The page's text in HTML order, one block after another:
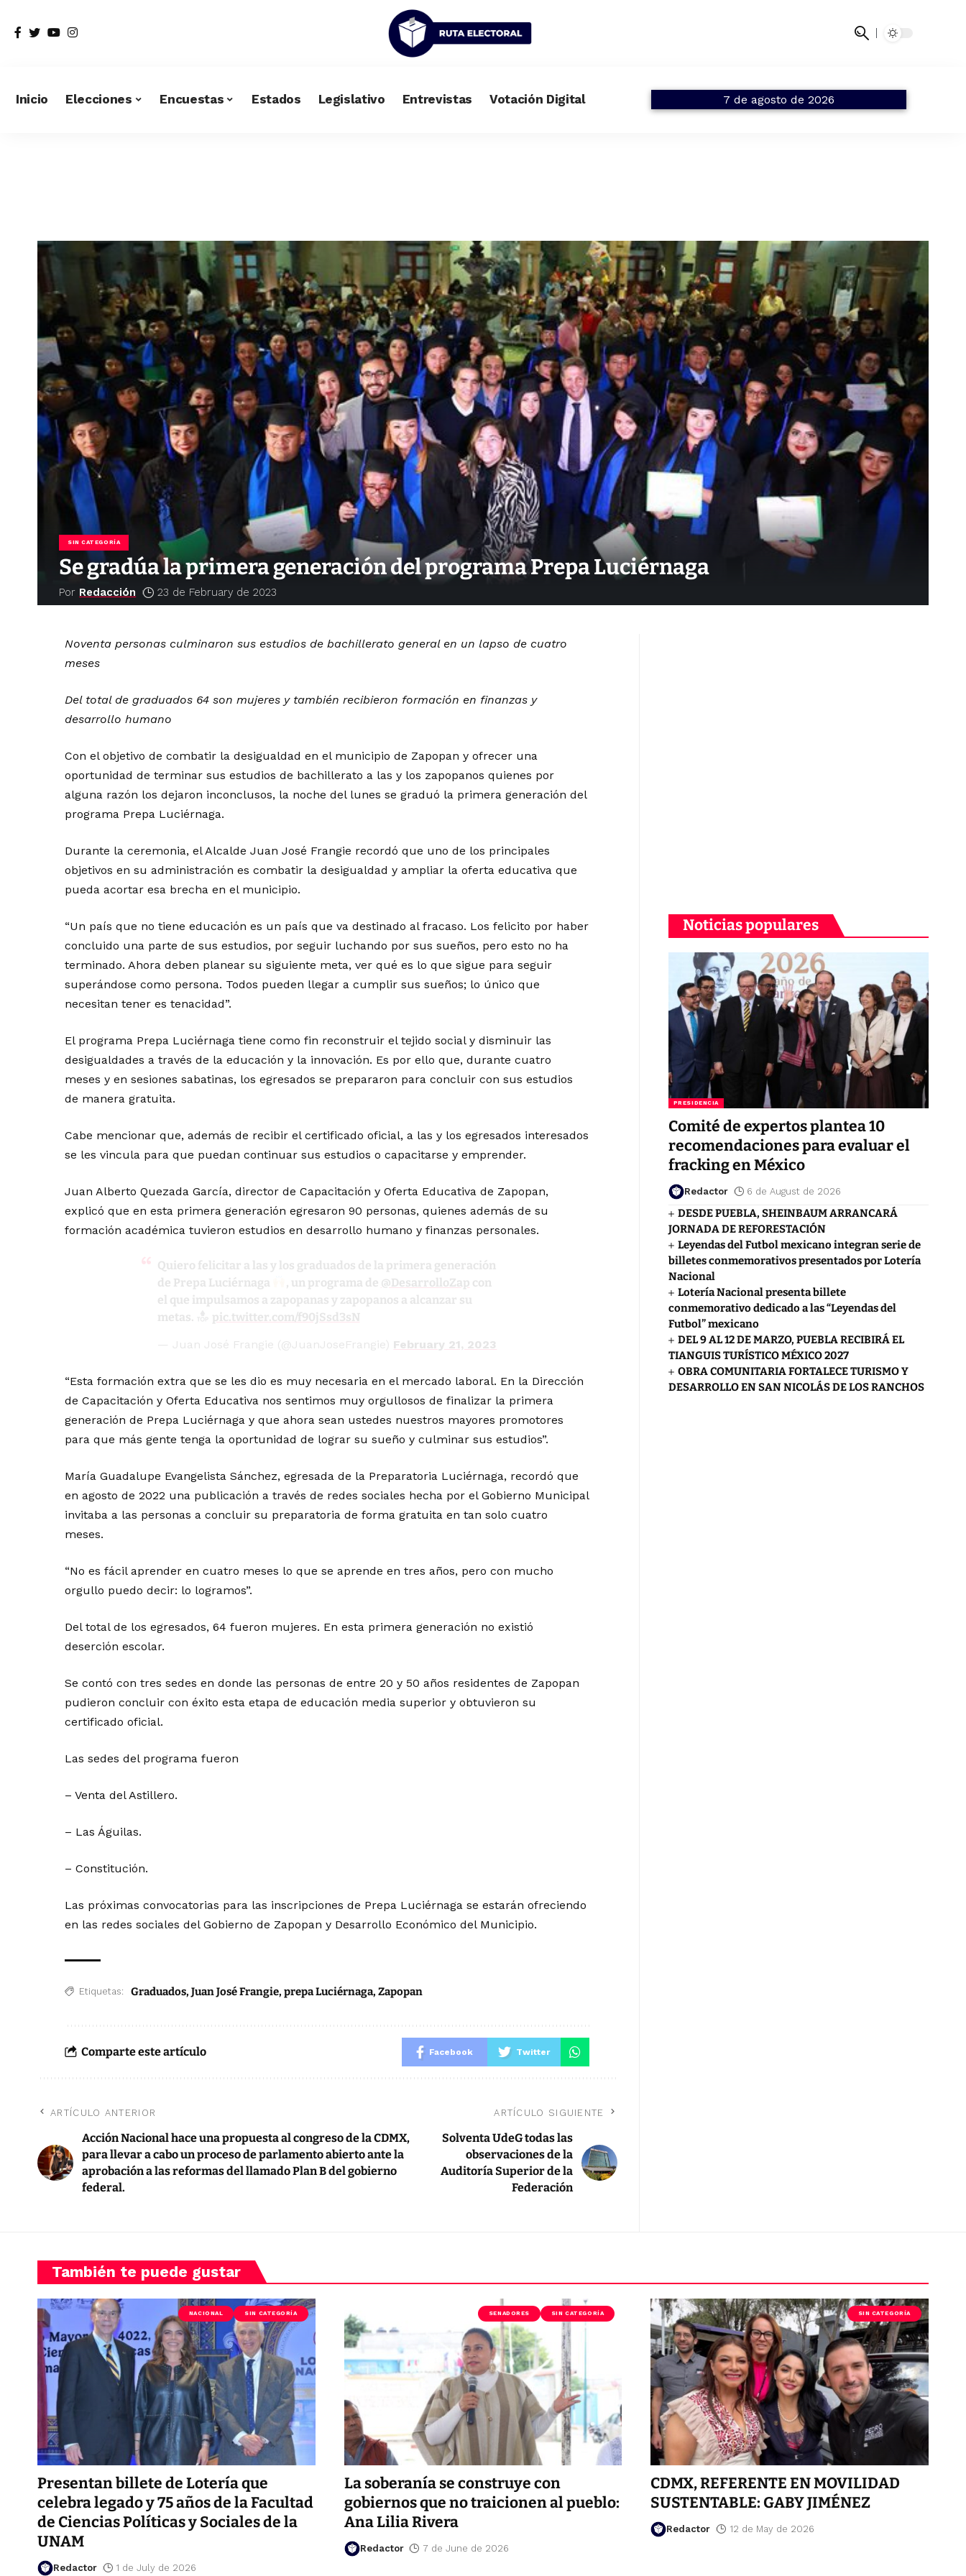
Inicio Elecciones Encuestas Estados Legislativo Entrevistas Votación Digital 7 de agosto de 2026
SIN CATEGORÍA
Se gradúa la primera generación del programa Prepa Luciérnaga
Por Redacción 23 de February de 2023
Noventa personas culminaron sus estudios de bachillerato general en un lapso de cuatro
meses
Del total de graduados 64 son mujeres y también recibieron formación en finanzas y
desarrollo humano
Con el objetivo de combatir la desigualdad en el municipio de Zapopan y ofrecer una
oportunidad de terminar sus estudios de bachillerato a las y los zapopanos quienes por
alguna razón los dejaron inconclusos, la noche del lunes se graduó la primera generación del
programa Prepa Luciérnaga.
Durante la ceremonia, el Alcalde Juan José Frangie recordó que uno de los principales
objetivos en su administración es combatir la desigualdad y ampliar la oferta educativa que
pueda acortar esa brecha en el municipio.
“Un país que no tiene educación es un país que va destinado al fracaso. Los felicito por haber
concluido una parte de sus estudios, por seguir luchando por sus sueños, pero esto no ha
terminado. Ahora deben planear su siguiente meta, ver qué es lo que sigue para seguir
superándose como persona. Todos pueden llegar a cumplir sus sueños; lo único que
necesitan tener es tenacidad”.
El programa Prepa Luciérnaga tiene como fin reconstruir el tejido social y disminuir las
desigualdades a través de la educación y la innovación. Es por ello que, durante cuatro
meses y en sesiones sabatinas, los egresados se prepararon para concluir con sus estudios
de manera gratuita.
Cabe mencionar que, además de recibir el certificado oficial, a las y los egresados interesados
se les vincula para que puedan continuar sus estudios o capacitarse y emprender.
Juan Alberto Quezada García, director de Capacitación y Oferta Educativa de Zapopan,
explicó que en esta primera generación egresaron 90 personas, quienes además de su
formación académica tuvieron estudios en desarrollo humano y finanzas personales.
Quiero felicitar a las y los graduados de la primera generación
de Prepa Luciérnaga
, un programa de @DesarrolloZap con
el que impulsamos a zapopanas y zapopanos a alcanzar su
metas.
pic.twitter.com/f90jSsd3sN
— Juan José Frangie (@JuanJoseFrangie) February 21, 2023
“Esta formación extra que se les dio es muy necesaria en el mercado laboral. En la Dirección
de Capacitación y Oferta Educativa nos sentimos muy orgullosos de finalizar la primera
generación de Prepa Luciérnaga y que ahora sean ustedes nuestros mayores promotores
para que más gente tenga la oportunidad de lograr su sueño y culminar sus estudios”.
María Guadalupe Evangelista Sánchez, egresada de la Preparatoria Luciérnaga, recordó que
en agosto de 2022 una publicación a través de redes sociales hecha por el Gobierno Municipal
invitaba a las personas a concluir su preparatoria de forma gratuita en tan solo cuatro
meses.
“No es fácil aprender en cuatro meses lo que se aprende en tres años, pero con mucho
orgullo puedo decir: lo logramos”.
Del total de los egresados, 64 fueron mujeres. En esta primera generación no existió
deserción escolar.
Se contó con tres sedes en donde las personas de entre 20 y 50 años residentes de Zapopan
pudieron concluir con éxito esta etapa de educación media superior y obtuvieron su
certificado oficial.
Las sedes del programa fueron
– Venta del Astillero.
– Las Águilas.
– Constitución.
Las próximas convocatorias para las inscripciones de Prepa Luciérnaga se estarán ofreciendo
en las redes sociales del Gobierno de Zapopan y Desarrollo Económico del Municipio.
Etiquetas: Graduados,Juan José Frangie,prepa Luciérnaga,Zapopan
Comparte este artículo Facebook Twitter
ARTÍCULO ANTERIOR
Acción Nacional hace una propuesta al congreso de la CDMX,
para llevar a cabo un proceso de parlamento abierto ante la
aprobación a las reformas del llamado Plan B del gobierno
federal.
ARTÍCULO SIGUIENTE
Solventa UdeG todas las
observaciones de la
Auditoría Superior de la
Federación
Noticias populares
PRESIDENCIA
Comité de expertos plantea 10
recomendaciones para evaluar el
fracking en México
Redactor 6 de August de 2026
DESDE PUEBLA, SHEINBAUM ARRANCARÁ
JORNADA DE REFORESTACIÓN
Leyendas del Futbol mexicano integran serie de
billetes conmemorativos presentados por Lotería
Nacional
Lotería Nacional presenta billete
conmemorativo dedicado a las “Leyendas del
Futbol” mexicano
DEL 9 AL 12 DE MARZO, PUEBLA RECIBIRÁ EL
TIANGUIS TURÍSTICO MÉXICO 2027
OBRA COMUNITARIA FORTALECE TURISMO Y
DESARROLLO EN SAN NICOLÁS DE LOS RANCHOS
También te puede gustar
NACIONAL SIN CATEGORÍA
Presentan billete de Lotería que
celebra legado y 75 años de la Facultad
de Ciencias Políticas y Sociales de la
UNAM
Redactor 1 de July de 2026
SENADORES SIN CATEGORÍA
La soberanía se construye con
gobiernos que no traicionen al pueblo:
Ana Lilia Rivera
Redactor 7 de June de 2026
SIN CATEGORÍA
CDMX, REFERENTE EN MOVILIDAD
SUSTENTABLE: GABY JIMÉNEZ
Redactor 12 de May de 2026